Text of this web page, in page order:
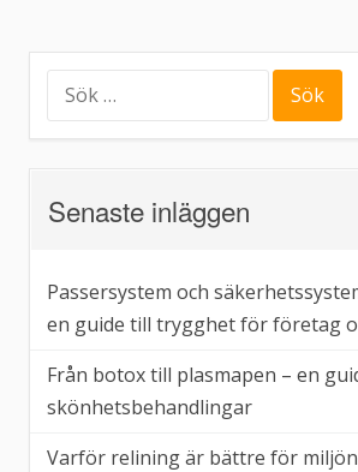
efter:
Senaste inläggen
Passersystem och
en guide till trygghet för företag
Från botox till plasmapen – en
skönhetsbehandlingar
Varför relining är bättre för